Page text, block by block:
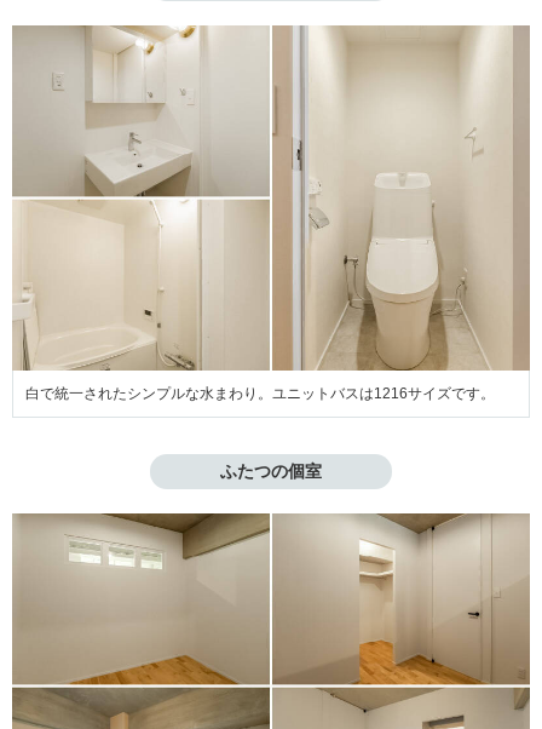
白で統一されたシンプルな水まわり。ユニットバスは1216サイズです。
ふたつの個室